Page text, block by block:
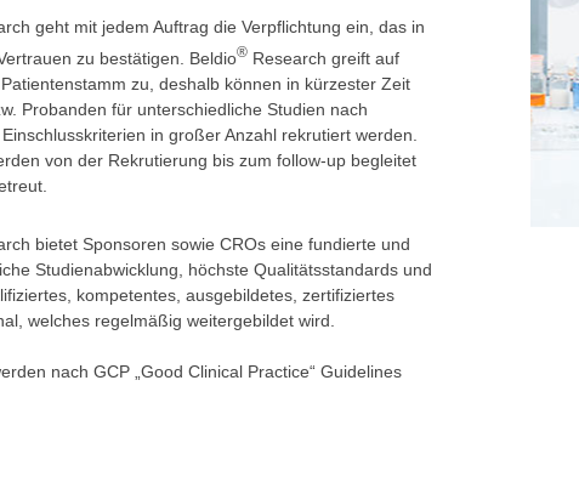
geht mit jedem Auftrag die Verpflichtung ein, das in
zu bestätigen. Beldio® Research greift auf
zu, deshalb können in kürzester Zeit
Probanden für unterschiedliche Studien nach
in großer Anzahl rekrutiert werden.
von der Rekrutierung bis zum follow-up begleitet
bietet Sponsoren sowie CROs eine fundierte und
Studienabwicklung, höchste Qualitätsstandards und
kompetentes, ausgebildetes, zertifiziertes
welches regelmäßig weitergebildet wird.
nach GCP „Good Clinical Practice“ Guidelines